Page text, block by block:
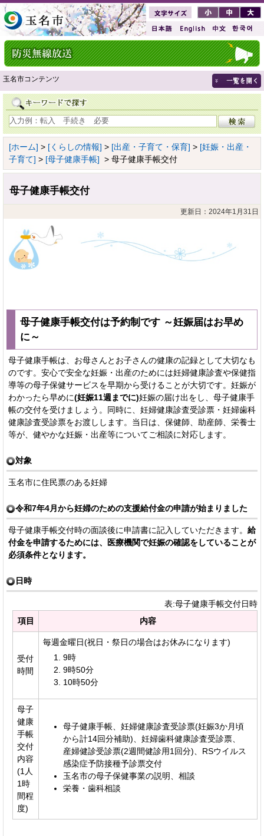
玉名市コンテンツ
[ホーム] > [くらしの情報] > [出産・子育て・保育] > [妊娠・出産・
子育て] > [母子健康手帳] > 母子健康手帳交付
母子健康手帳交付
更新日：2024年1月31日
母子健康手帳交付は予約制です ～妊娠届はお早め
に～
母子健康手帳は、お母さんとお子さんの健康の記録として大切なも
のです。安心で安全な妊娠・出産のためには妊婦健康診査や保健指
導等の母子保健サービスを早期から受けることが大切です。妊娠が
わかったら早めに(妊娠11週までに)妊娠の届け出をし、母子健康手
帳の交付を受けましょう。同時に、妊婦健康診査受診票・妊婦歯科
健康診査受診票をお渡しします。当日は、保健師、助産師、栄養士
等が、健やかな妊娠・出産等についてご相談に対応します。
対象
玉名市に住民票のある妊婦
令和7年4月から妊婦のための支援給付金の申請が始まりました
母子健康手帳交付時の面談後に申請書に記入していただきます。 給
付金を申請するためには、医療機関で妊娠の確認をしていることが
必須条件となります。
日時
表:母子健康手帳交付日時
項目
内容
受付
時間
毎週金曜日(祝日・祭日の場合はお休みになります)
9時
9時50分
10時50分
母子
健康
手帳
交付
内容
(1人
1時
間程
度)
母子健康手帳、妊婦健康診査受診票(妊娠3か月頃
から計14回分補助)、妊婦歯科健康診査受診票、
産婦健診受診票(2週間健診用1回分)、RSウイルス
感染症予防接種予診票交付
玉名市の母子保健事業の説明、相談
栄養・歯科相談